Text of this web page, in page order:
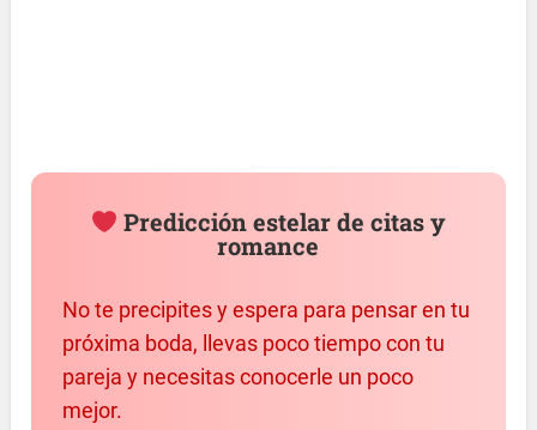
Predicción estelar de citas y
romance
No te precipites y espera para pensar en tu
próxima boda, llevas poco tiempo con tu
pareja y necesitas conocerle un poco
mejor.